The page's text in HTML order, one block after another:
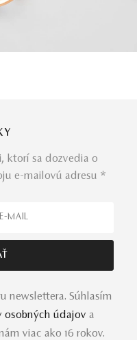
ktorí sa dozvedia o
e-mailovú adresu *
newslettera. Súhlasím
osobných údajov a
viac ako 16 rokov.